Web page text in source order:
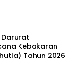
Kebakaran
Tahun 2026